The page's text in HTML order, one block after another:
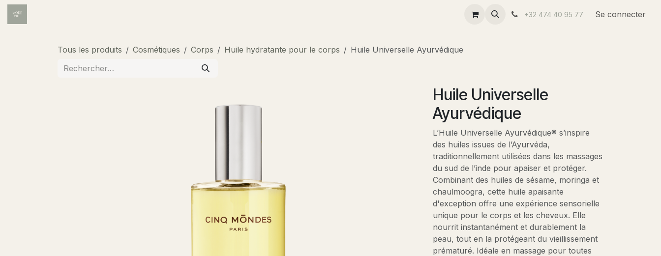
Se rendre au contenu
+32 474 40 95 77 Se connecter
Tous les produits Cosmétiques Corps Huile hydratante pour le corps Huile Universelle Ayurvédique
Huile Universelle
Ayurvédique
L’Huile Universelle Ayurvédique® s’inspire
des huiles issues de l’Ayurvéda,
traditionnellement utilisées dans les massages
du sud de l’inde pour apaiser et protéger.
Combinant des huiles de sésame, moringa et
chaulmoogra, cette huile apaisante
d'exception offre une expérience sensorielle
unique pour le corps et les cheveux. Elle
nourrit instantanément et durablement la
peau, tout en la protégeant du vieillissement
prématuré. Idéale en massage pour toutes